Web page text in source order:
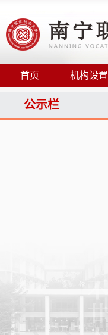
首页 机构设置
公示栏